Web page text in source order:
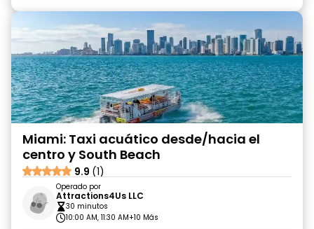
Miami: Taxi acuático desde/hacia el
centro y South Beach
9.9 (1)
Operado por
Attractions4Us LLC
30 minutos
10:00 AM, 11:30 AM+10 Más